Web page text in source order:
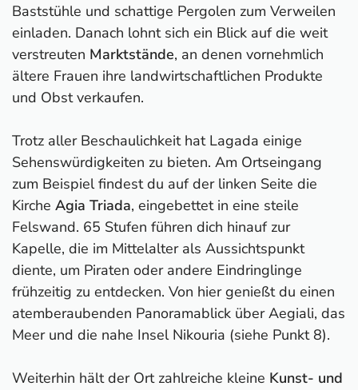
Baststühle und schattige Pergolen zum Verweilen
einladen. Danach lohnt sich ein Blick auf die weit
verstreuten Marktstände, an denen vornehmlich
ältere Frauen ihre landwirtschaftlichen Produkte
und Obst verkaufen.
Trotz aller Beschaulichkeit hat Lagada einige
Sehenswürdigkeiten zu bieten. Am Ortseingang
zum Beispiel findest du auf der linken Seite die
Kirche Agia Triada, eingebettet in eine steile
Felswand. 65 Stufen führen dich hinauf zur
Kapelle, die im Mittelalter als Aussichtspunkt
diente, um Piraten oder andere Eindringlinge
frühzeitig zu entdecken. Von hier genießt du einen
atemberaubenden Panoramablick über Aegiali, das
Meer und die nahe Insel Nikouria (siehe Punkt 8).
Weiterhin hält der Ort zahlreiche kleine Kunst- und